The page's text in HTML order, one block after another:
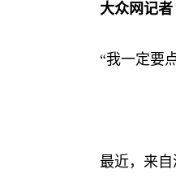
大众网记
“我一定要点
最近，来自浙